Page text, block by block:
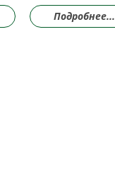
Подробнее...